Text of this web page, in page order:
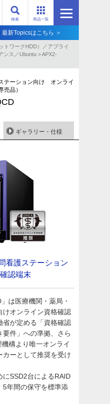
商品一覧
検索
新Topicsはこちら ＞
トワークHDD）／アプライ
ンス／Ubuntu >APX2-
テーション向け オンライ
品）
ギャラリー・仕様
看護ステーション
認端末
は医療機関・薬局・
けオンライン資格確認
省が定める「資格確認
件」への準拠、さら
構より唯一オンライ
カーとして推奨を受け
SSD2台によるRAID
5年間の保守を標準添